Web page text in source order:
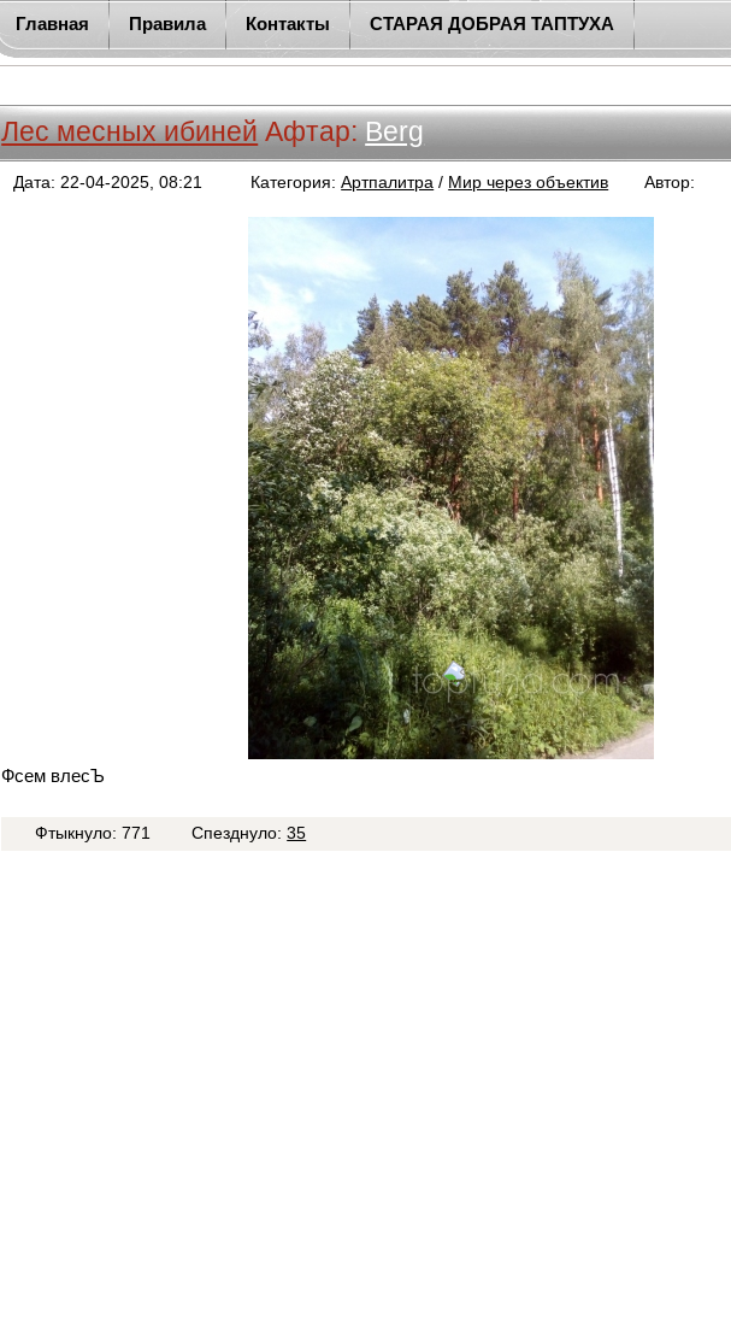
Главная Правила Контакты СТАРАЯ ДОБРАЯ ТАПТУХА
Лес месных ибиней Афтар:Berg
Дата: 22-04-2025, 08:21 Категория:Артпалитра / Мир через объектив Автор:
Фсем влесЪ
Фтыкнуло: 771 Спезднуло:35